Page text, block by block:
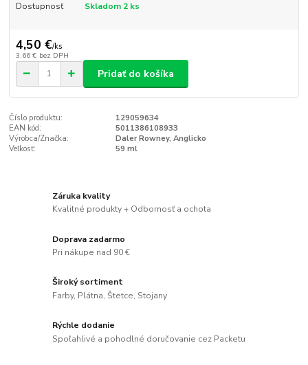
Dostupnosť Skladom 2 ks
4,50 €/ks
3,66 € bez DPH
Pridať do košíka
Číslo produktu:
129059634
EAN kód:
5011386108933
Výrobca/Značka:
Daler Rowney, Anglicko
Veľkosť:
59 ml
Záruka kvality
Kvalitné produkty + Odbornosť a ochota
Doprava zadarmo
Pri nákupe nad 90 €
Široký sortiment
Farby, Plátna, Štetce, Stojany
Rýchle dodanie
Spoľahlivé a pohodlné doručovanie cez Packetu